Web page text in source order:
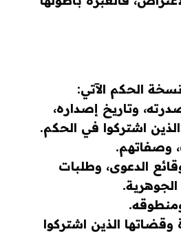
الحكم الآتي:
وتاريخ إصداره،
الذين اشتركوا في الحكم.
وصفاتهم.
الدعوى، وطلبات
وقضاتها الذين اشتركوا